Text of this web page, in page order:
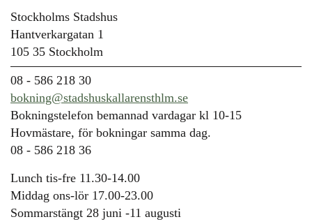
Stockholms Stadshus
Hantverkargatan 1
105 35 Stockholm
08 - 586 218 30
bokning@stadshuskallarensthlm.se
Bokningstelefon bemannad vardagar kl 10-15
Hovmästare, för bokningar samma dag.
08 - 586 218 36
Lunch tis-fre 11.30-14.00
Middag ons-lör 17.00-23.00
Sommarstängt 28 juni -11 augusti